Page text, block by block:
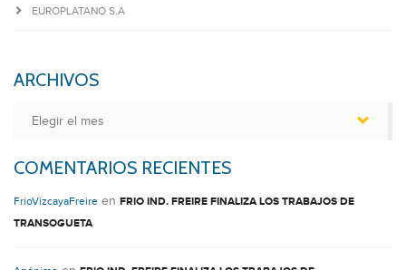
EUROPLATANO S.A
ARCHIVOS
COMENTARIOS RECIENTES
FrioVizcayaFreire en FRIO IND. FREIRE FINALIZA LOS TRABAJOS DE
TRANSOGUETA